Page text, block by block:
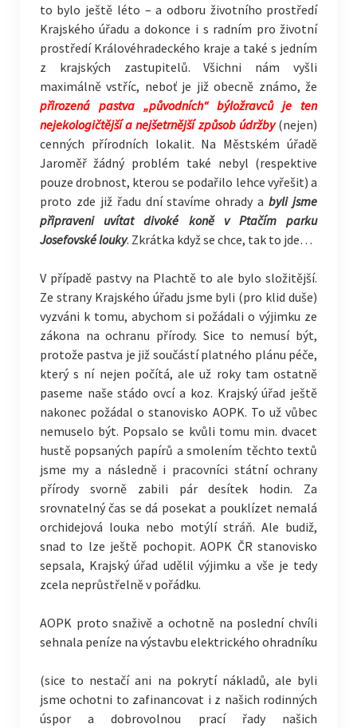
to bylo ještě léto – a odboru životního prostředí
Krajského úřadu a dokonce i s radním pro životní
prostředí Královéhradeckého kraje a také s jedním
z krajských zastupitelů. Všichni nám vyšli
maximálně vstříc, neboť je již obecně známo, že
přirozená pastva „původních“ býložravců je ten
nejekologičtější a nejšetrnější způsob údržby(nejen)
cenných přírodních lokalit. Na Městském úřadě
Jaroměř žádný problém také nebyl (respektive
pouze drobnost, kterou se podařilo lehce vyřešit) a
proto zde již řadu dní stavíme ohrady abyli jsme
připraveni uvítat divoké koně v Ptačím parku
Josefovské louky. Zkrátka když se chce, tak to jde…
V případě pastvy na Plachtě to ale bylo složitější.
Ze strany Krajského úřadu jsme byli (pro klid duše)
vyzváni k tomu, abychom si požádali o výjimku ze
zákona na ochranu přírody. Sice to nemusí být,
protože pastva je již součástí platného plánu péče,
který s ní nejen počítá, ale už roky tam ostatně
paseme naše stádo ovcí a koz. Krajský úřad ještě
nakonec požádal o stanovisko AOPK. To už vůbec
nemuselo být. Popsalo se kvůli tomu min. dvacet
hustě popsaných papírů a smolením těchto textů
jsme my a následně i pracovníci státní ochrany
přírody svorně zabili pár desítek hodin. Za
srovnatelný čas se dá posekat a pouklízet nemalá
orchidejová louka nebo motýlí stráň. Ale budiž,
snad to lze ještě pochopit. AOPK ČR stanovisko
sepsala, Krajský úřad udělil výjimku a vše je tedy
zcela neprůstřelně v pořádku.
AOPK proto snaživě a ochotně na poslední chvíli
sehnala peníze navýstavbu elektrického ohradníku
(sice to nestačí ani na pokrytí nákladů, ale byli
jsme ochotni to zafinancovat i z našich rodinných
úspor a dobrovolnou prací řady našich